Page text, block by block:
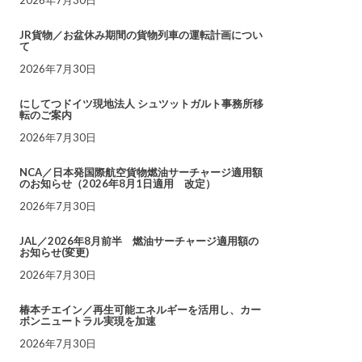
JR貨物／お盆休み期間の貨物列車の運転計画につい
て
2026年7月30日
にしてつドイツ現地法人 シュツットガルト事務所移
転のご案内
2026年7月30日
NCA／日本発国際航空貨物燃油サーチャージ適用額
のお知らせ（2026年8月1日適用 改定）
2026年7月30日
JAL／2026年8月前半 燃油サーチャージ適用額の
お知らせ(変更)
2026年7月30日
椿本チエイン／再生可能エネルギーを活用し、カー
ボンニュートラル実現を加速
2026年7月30日